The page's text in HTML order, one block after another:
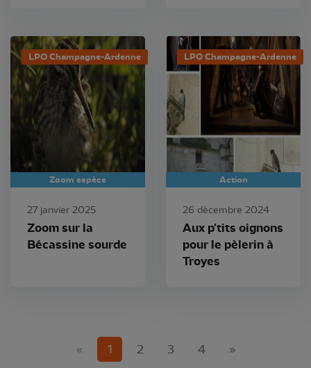
LPO Champagne-Ardenne
Zoom espèce
27 janvier 2025
Zoom sur la
Bécassine sourde
LPO Champagne-Ardenne
Action
26 décembre 2024
Aux p'tits oignons
pour le pèlerin à
Troyes
« 1(current)
2 3 4 »